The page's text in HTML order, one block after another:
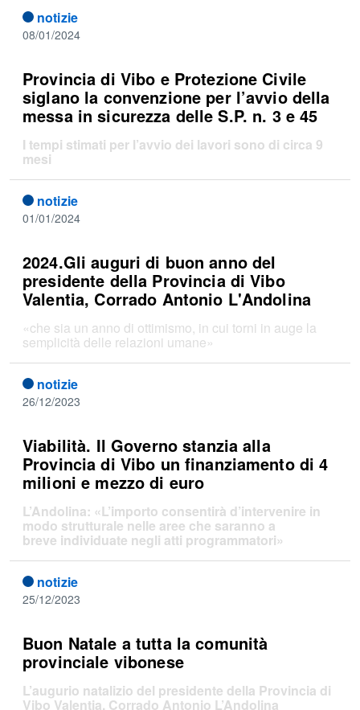
notizie
08/01/2024
Provincia di Vibo e Protezione Civile
siglano la convenzione per l’avvio della
messa in sicurezza delle S.P. n. 3 e 45
I tempi stimati per l’avvio dei lavori sono di circa 9
mesi
notizie
01/01/2024
2024.Gli auguri di buon anno del
presidente della Provincia di Vibo
Valentia, Corrado Antonio L'Andolina
«che sia un anno di ottimismo, in cui torni in auge la
semplicità delle relazioni umane»
notizie
26/12/2023
Viabilità. Il Governo stanzia alla
Provincia di Vibo un finanziamento di 4
milioni e mezzo di euro
L’Andolina: «L’importo consentirà d’intervenire in
modo strutturale nelle aree che saranno a
breve individuate negli atti programmatori»
notizie
25/12/2023
Buon Natale a tutta la comunità
provinciale vibonese
L’augurio natalizio del presidente della Provincia di
Vibo Valentia, Corrado Antonio L’Andolina